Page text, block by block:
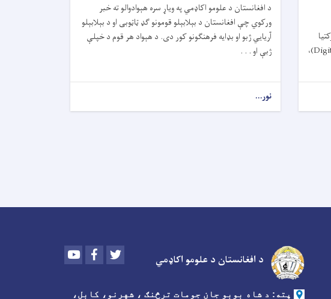
(Artificial Intelligence)، ډیجیټل روغتیا (Digital Health)،
د افغانستان د علومو اکاډمي په ویاړ سره هېوادوالو ته خبر
ورکوي چې افغانستان د بېلابېلو قومونو ګډ ټاټوبی او د بېلابېلو
آریایي ژبو او بډایه فرهنګونو کور دی. د هېواد هر قوم د خپلې
ژبې او . . .
نور...
د افغانستان د علومو اکاډمي Youtube Facebook
پته: د شاه بوبو جان جومات ترڅنګ ، شهرنو، کابل،